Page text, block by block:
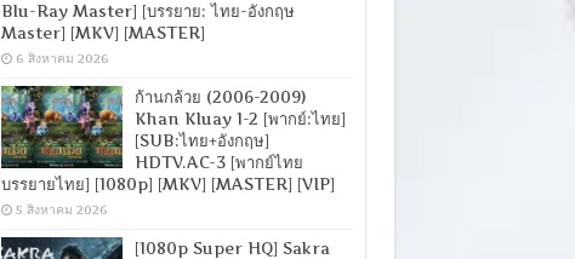
Blu-Ray Master] [บรรยาย: ไทย-อังกฤษ
Master] [MKV] [MASTER]
6 สิงหาคม 2026
ก้านกล้วย (2006-2009)
Khan Kluay 1-2 [พากย์:ไทย]
[SUB:ไทย+อังกฤษ]
HDTV.AC-3 [พากย์ไทย
บรรยายไทย] [1080p] [MKV] [MASTER] [VIP]
5 สิงหาคม 2026
[1080p Super HQ] Sakra